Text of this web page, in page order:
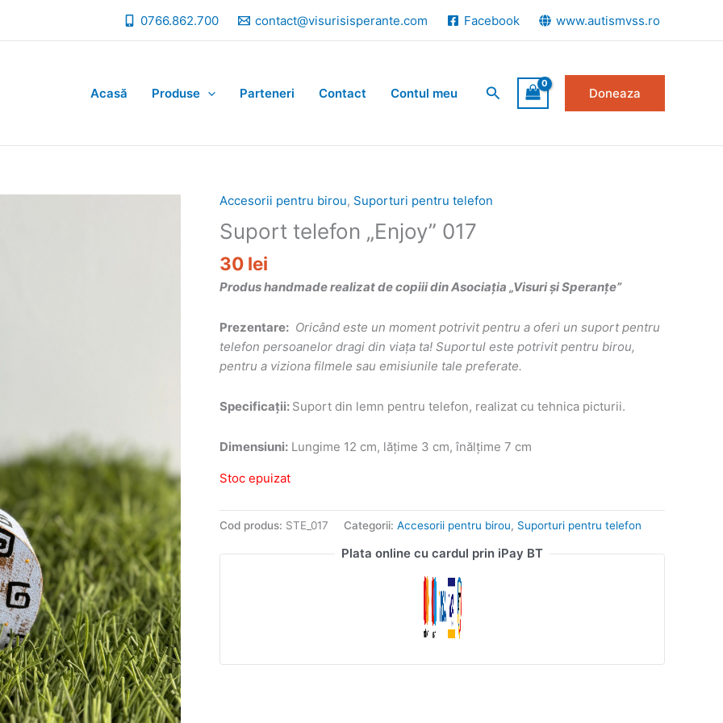
0766.862.700 contact@visurisisperante.com Facebook www.autismvss.ro
Acasă Produse Parteneri Contact Contul meu Search Doneaza
Accesorii pentru birou, Suporturi pentru telefon
Suport telefon „Enjoy” 017
30 lei
Produs handmade realizat de copiii din Asociația „Visuri și Speranțe”
Prezentare: Oricând este un moment potrivit pentru a oferi un suport pentru
telefon persoanelor dragi din viața ta! Suportul este potrivit pentru birou,
pentru a viziona filmele sau emisiunile tale preferate.
Specificații: Suport din lemn pentru telefon, realizat cu tehnica picturii.
Dimensiuni: Lungime 12 cm, lățime 3 cm, înălțime 7 cm
Stoc epuizat
Cod produs: STE_017 Categorii: Accesorii pentru birou, Suporturi pentru telefon
Plata online cu cardul prin iPay BT